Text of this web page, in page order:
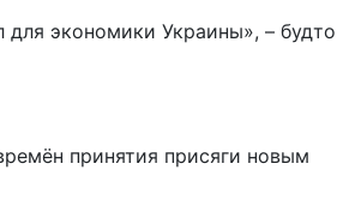
экономики Украины», – будто
принятия присяги новым